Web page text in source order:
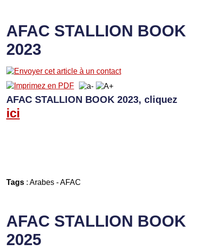
AFAC STALLION BOOK
2023
AFAC STALLION BOOK 2023, cliquez
ici
Tags: Arabes-AFAC
AFAC STALLION BOOK
2025